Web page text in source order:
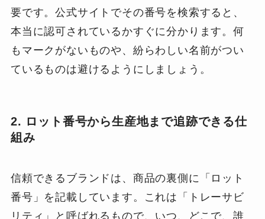
要です。公式サイトでその番号を検索すると、
本当に認可されているかすぐに分かります。何
もマークがないものや、紛らわしい名前がつい
ているものは避けるようにしましょう。
2. ロット番号から生産地まで追跡できる仕
組み
信頼できるブランドは、商品の裏側に「ロット
番号」を記載しています。これは「トレーサビ
リティ」と呼ばれるもので、いつ、どこで、誰